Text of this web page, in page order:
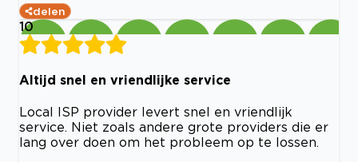
delen
10
Altijd snel en vriendlijke service
Local ISP provider levert snel en vriendlijk
service. Niet zoals andere grote providers die er
lang over doen om het probleem op te lossen.